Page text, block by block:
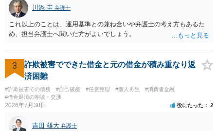
——そんな方にこそ、知ってほしいのは「借金は法律で解決できる」という
ことです。 ■ 最後に：ひとりで悩まず、まずはご相談ください 借金の相談
は、恥ずかしいことではありません。 あなたの生活を守るために、弁護士は
中立で頼れる味方です。 福智法律事務所では、初回相談無料・秘密厳守で対
＋＋＋＋＋＋＋ ▼相談料 初回のみ相談料無料（１時間程度）※借金に関する
相談のみ初回無料 ▼着手金 時効援用１社につき３万３０００円 任意整理１社
につき３万３０００円 個人破産３３万円～ 法人破産５５万円～ 個人再生（住
宅特則付き）５５万円 ▼報酬金 任意整理（時効援用含む），破産，個人再生
考 個別の事情に応じて分割払いや費用割引などにも対応していますので弁護
士費用についてもお気軽にご相談ください。
川添 圭 弁護士
これ以上のことは、運用基準との兼ね合いや弁護士の考え方もあるた
め、担当弁護士へ聞いた方がよいでしょう。
3
詐欺被害でできた借金と元の借金が積み重なり返
済困難
#詐欺被害での債務 #自己破産 #任意整理 #個人再生
#消費者金融
#借金返済の相談・交渉
2026年7月30日 役にたった 2
吉田 雄大 弁護士